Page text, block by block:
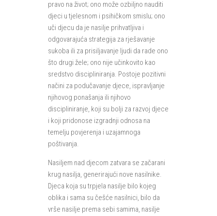
pravo na život; ono može ozbiljno nauditi
djeci u tjelesnom i psihičkom smislu; ono
uči djecu da je nasilje prihvatljiva i
odgovarajuća strategija za rješavanje
sukoba ili za prisiljavanje ljudi da rade ono
što drugi žele; ono nije učinkovito kao
sredstvo discipliniranja. Postoje pozitivni
načini za podučavanje djece, ispravljanje
njihovog ponašanja ili njihovo
discipliniranje, koji su bolji za razvoj djece
i koji pridonose izgradnji odnosa na
temelju povjerenja i uzajamnoga
poštivanja.
Nasiljem nad djecom zatvara se začarani
krug nasilja, generirajući nove nasilnike.
Djeca koja su trpjela nasilje bilo kojeg
oblika i sama su češće nasilnici, bilo da
vrše nasilje prema sebi samima, nasilje